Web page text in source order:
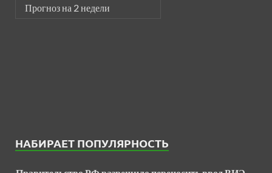
Прогноз на 2 недели
НАБИРАЕТ ПОПУЛЯРНОСТЬ